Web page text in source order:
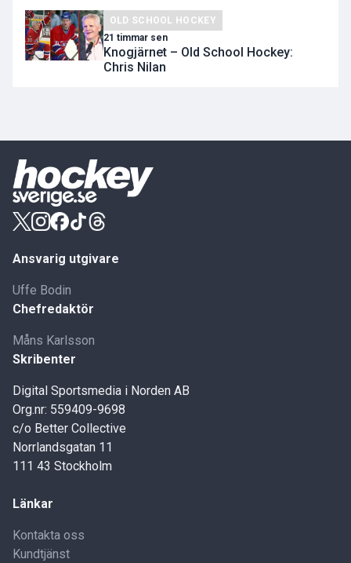
OLD SCHOOL HOCKEY
21 timmar sen
Knogjärnet – Old School Hockey:
Chris Nilan
Ansvarig utgivare
Uffe Bodin
Chefredaktör
Måns Karlsson
Skribenter
Digital Sportsmedia i Norden AB
Org.nr: 559409-9698
c/o Better Collective
Norrlandsgatan 11
111 43 Stockholm
Länkar
Kontakta oss
Kundtjänst